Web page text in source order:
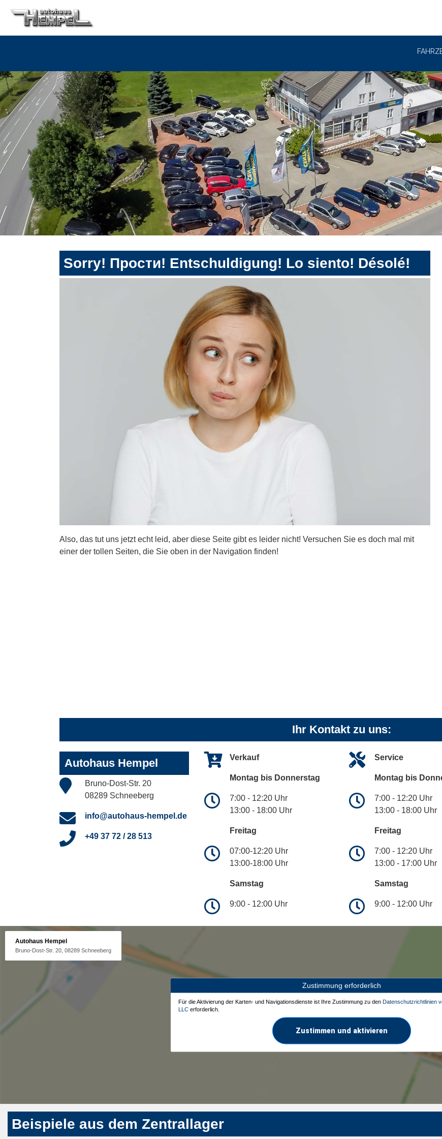
Sorry! Прости! Entschuldigung! Lo siento! Désolé!
Also, das tut uns jetzt echt leid, aber diese Seite gibt es leider nicht! Versuchen Sie es doch mal mit
einer der tollen Seiten, die Sie oben in der Navigation finden!
Ihr Kontakt zu uns:
Autohaus Hempel
Bruno-Dost-Str. 20
08289 Schneeberg
info@autohaus-hempel.de
+49 37 72 / 28 513
Verkauf
Montag bis Donnerstag
7:00 - 12:20 Uhr
13:00 - 18:00 Uhr
Freitag
07:00-12:20 Uhr
13:00-18:00 Uhr
Samstag
9:00 - 12:00 Uhr
Service
Montag bis
7:00 - 12:20 Uhr
13:00 - 18:00 Uhr
Freitag
7:00 - 12:20 Uhr
13:00 - 17:00 Uhr
Samstag
9:00 - 12:00 Uhr
Autohaus Hempel
Bruno-Dost-Str. 20, 08289 Schneeberg
Zustimmung erforderlich
Für die Aktivierung der Karten- und Navigationsdienste ist Ihre Zustimmung zu den Datenschutzrichtlinien
LLC erforderlich.
Zustimmen und aktivieren
Beispiele aus dem Zentrallager